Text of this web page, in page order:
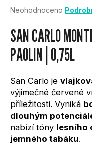
Průměrné
produktu
je
0,0
z
hvězdiček.
Neohodnoceno
SAN CARLO
PAOLIN | 0,75L
San Carlo je
výjimečné červené
příležitosti. Vyniká
dlouhým
nabízí tóny lesního
jemného tabáku.
Í
T
?